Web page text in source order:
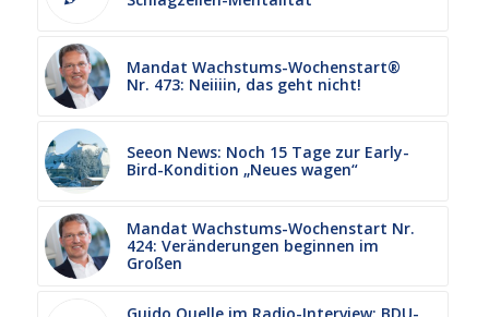
Mandat Wachstums-Wochenstart®
Nr. 473: Neiiiin, das geht nicht!
Seeon News: Noch 15 Tage zur Early-
Bird-Kondition „Neues wagen“
Mandat Wachstums-Wochenstart Nr.
424: Veränderungen beginnen im
Großen